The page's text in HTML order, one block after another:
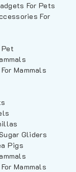
For Pets
For
Mammals
Gliders
Pigs
Mammals